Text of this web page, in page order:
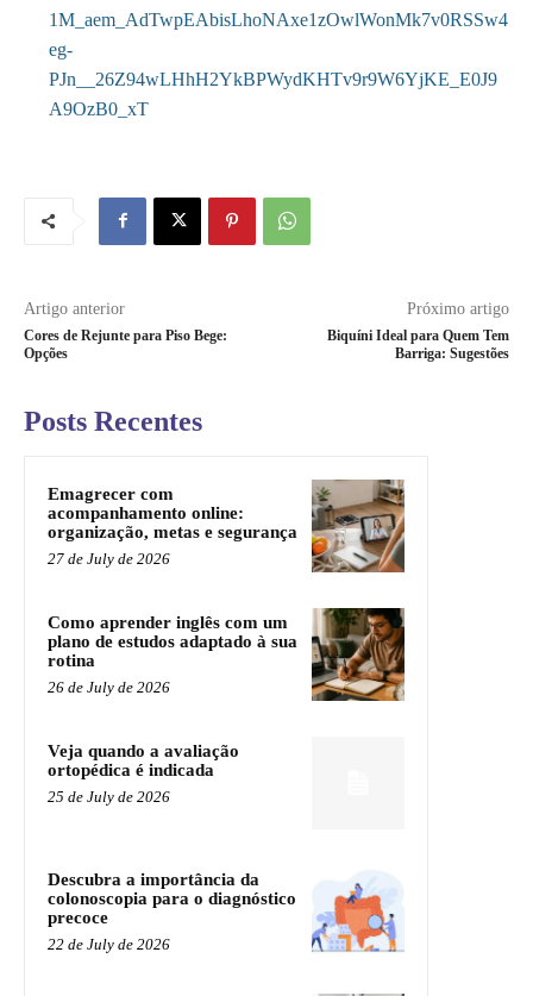
1M_aem_AdTwpEAbisLhoNAxe1zOwlWonMk7v0RSSw4
eg-
PJn__26Z94wLHhH2YkBPWydKHTv9r9W6YjKE_E0J9
A9OzB0_xT
Artigo anterior
Cores de Rejunte para Piso Bege:
Opções
Próximo artigo
Biquíni Ideal para Quem Tem
Barriga: Sugestões
Posts Recentes
Emagrecer com
acompanhamento online:
organização, metas e segurança
27 de July de 2026
Como aprender inglês com um
plano de estudos adaptado à sua
rotina
26 de July de 2026
Veja quando a avaliação
ortopédica é indicada
25 de July de 2026
Descubra a importância da
colonoscopia para o diagnóstico
precoce
22 de July de 2026